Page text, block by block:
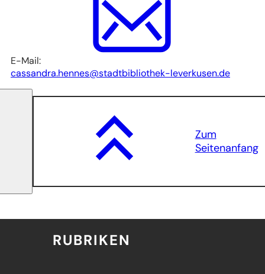
E-Mail:
cassandra.hennes
stadtbibliothek-leverkusende
Zum
Seitenanfang
RUBRIKEN